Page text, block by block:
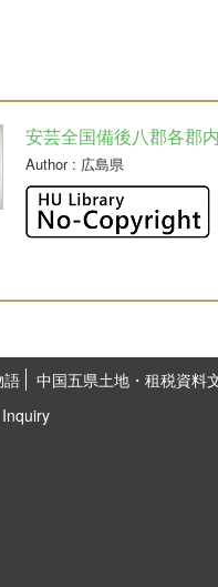
安芸全国備後八郡各郡
Author: 広島県
語
中国五県土地・租税資料
Inquiry